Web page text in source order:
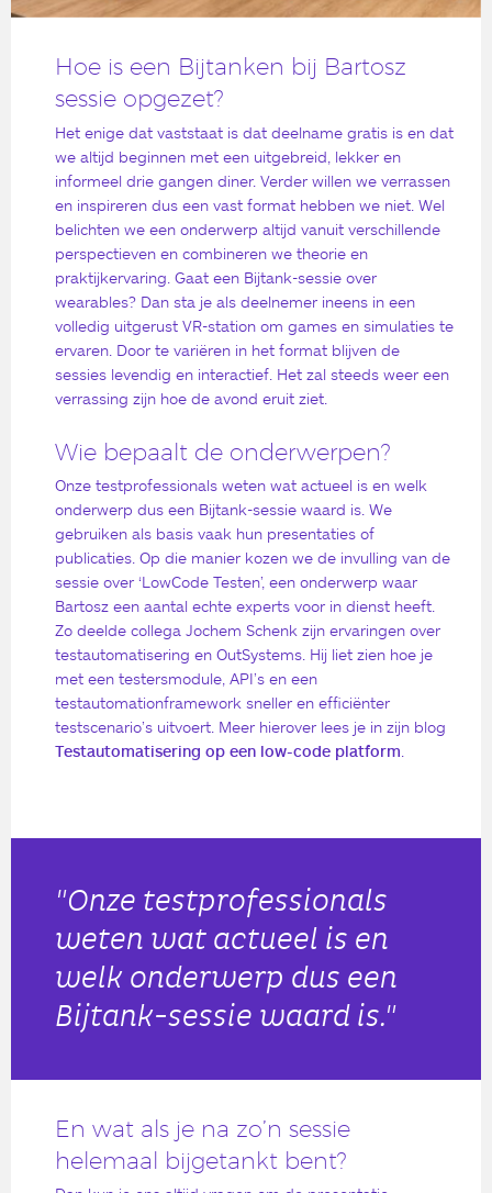
Hoe is een Bijtanken bij Bartosz
sessie opgezet?
Het enige dat vaststaat is dat deelname gratis is en dat
we altijd beginnen met een uitgebreid, lekker en
informeel drie gangen diner. Verder willen we verrassen
en inspireren dus een vast format hebben we niet. Wel
belichten we een onderwerp altijd vanuit verschillende
perspectieven en combineren we theorie en
praktijkervaring. Gaat een Bijtank-sessie over
wearables? Dan sta je als deelnemer ineens in een
volledig uitgerust VR-station om games en simulaties te
ervaren. Door te variëren in het format blijven de
sessies levendig en interactief. Het zal steeds weer een
verrassing zijn hoe de avond eruit ziet.
Wie bepaalt de onderwerpen?
Onze testprofessionals weten wat actueel is en welk
onderwerp dus een Bijtank-sessie waard is. We
gebruiken als basis vaak hun presentaties of
publicaties. Op die manier kozen we de invulling van de
sessie over ‘LowCode Testen’, een onderwerp waar
Bartosz een aantal echte experts voor in dienst heeft.
Zo deelde collega Jochem Schenk zijn ervaringen over
testautomatisering en OutSystems. Hij liet zien hoe je
met een testersmodule, API’s en een
testautomationframework sneller en efficiënter
testscenario’s uitvoert. Meer hierover lees je in zijn blog
Testautomatisering op een low-code platform
"Onze testprofessionals
weten wat actueel is en
welk onderwerp dus een
Bijtank-sessie waard is."
En wat als je na zo’n sessie
helemaal bijgetankt bent?